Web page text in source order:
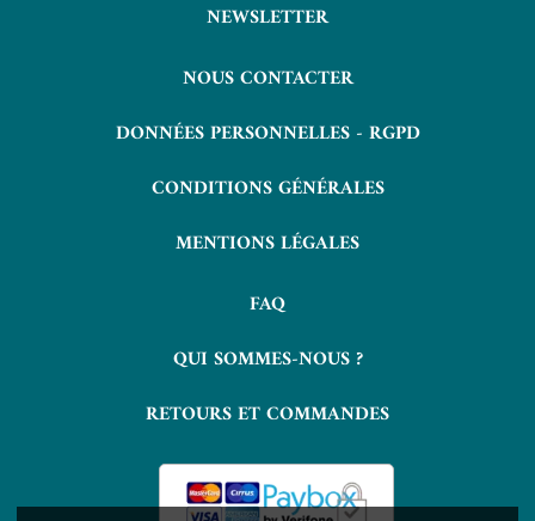
NEWSLETTER
NOUS CONTACTER
DONNÉES PERSONNELLES - RGPD
CONDITIONS GÉNÉRALES
MENTIONS LÉGALES
FAQ
QUI SOMMES-NOUS ?
RETOURS ET COMMANDES